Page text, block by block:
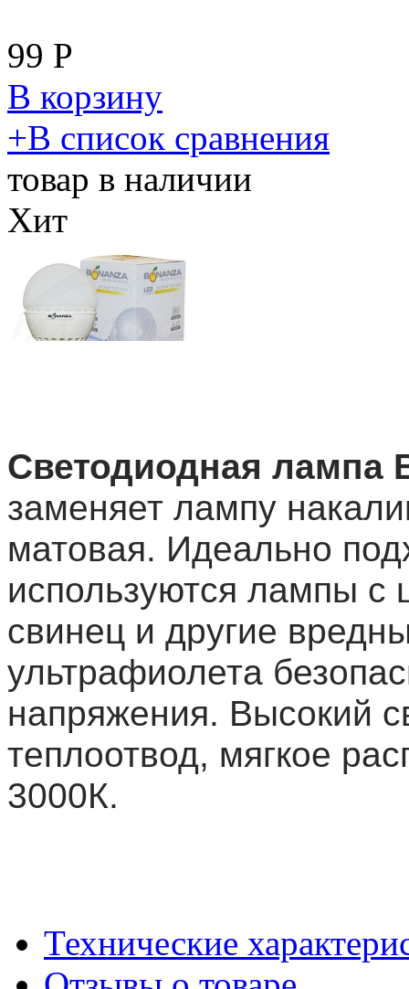
99 Р
В корзину
​+В список сравнения
товар в наличии
Хит
Светодиодная лампа
заменяет лампу
матовая. Идеально
используются лампы с
свинец и другие
ультрафиолета
напряжения. Высокий
теплоотвод, мягкое
3000К.
Технические